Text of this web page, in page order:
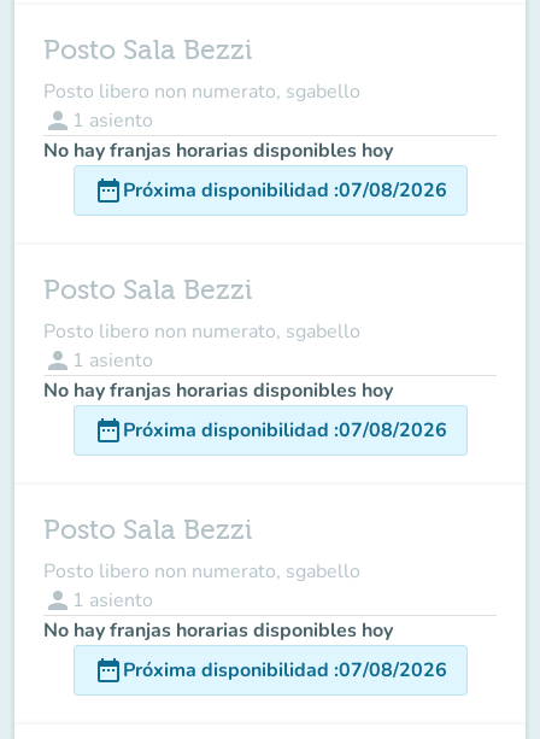
Posto Sala Bezzi
Posto libero non numerato, sgabello
person 1 asiento
No hay franjas horarias disponibles hoy
date_rangePróxima disponibilidad :07/08/2026
Posto Sala Bezzi
Posto libero non numerato, sgabello
person 1 asiento
No hay franjas horarias disponibles hoy
date_rangePróxima disponibilidad :07/08/2026
Posto Sala Bezzi
Posto libero non numerato, sgabello
person 1 asiento
No hay franjas horarias disponibles hoy
date_rangePróxima disponibilidad :07/08/2026